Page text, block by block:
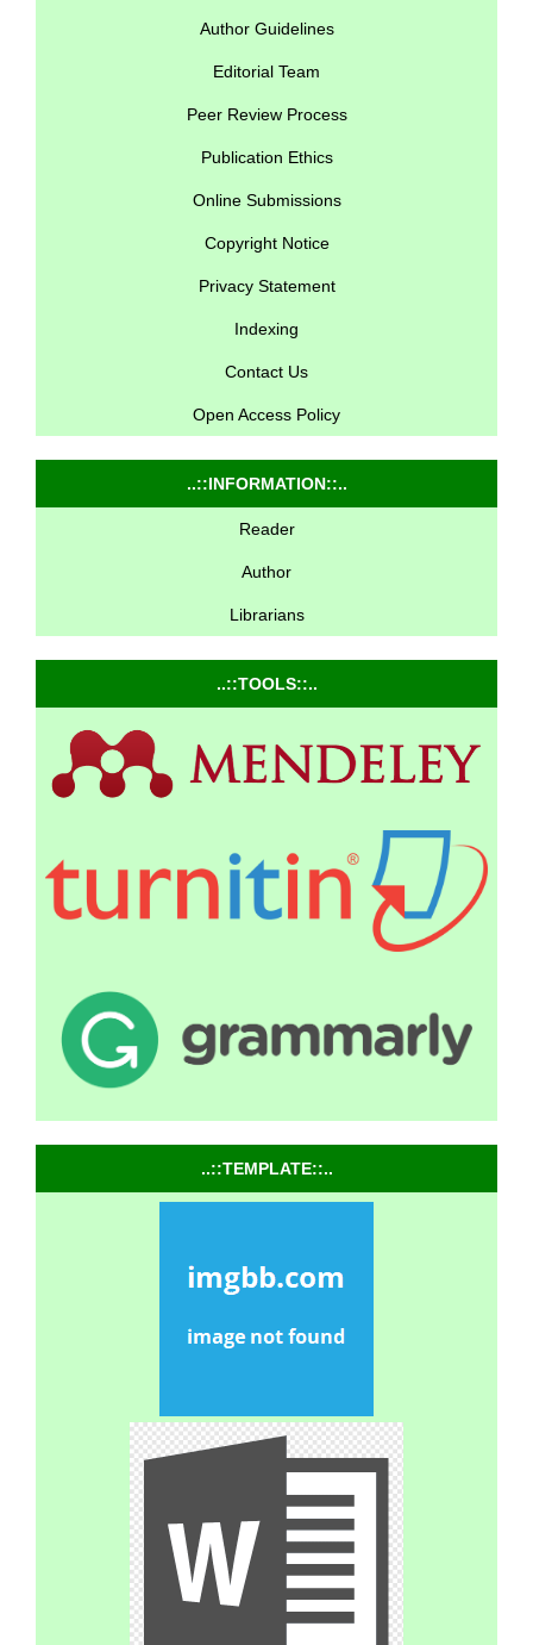
Author Guidelines
Editorial Team
Peer Review Process
Publication Ethics
Online Submissions
Copyright Notice
Privacy Statement
Indexing
Contact Us
Open Access Policy
..::INFORMATION::..
Reader
Author
Librarians
..::TOOLS::..
..::TEMPLATE::..